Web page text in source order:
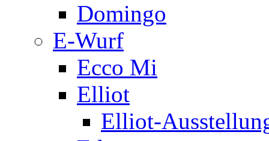
Domingo
E-Wurf
Ecco Mi
Elliot
Elliot-